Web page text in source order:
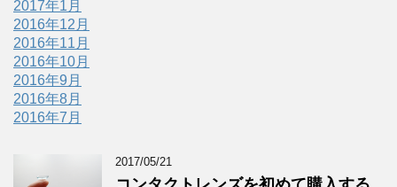
2017年1月
2016年12月
2016年11月
2016年10月
2016年9月
2016年8月
2016年7月
2017/05/21